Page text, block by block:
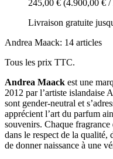
245,00 € (4.900,00 €
Livraison gratuite
Andrea Maack: 14 articles
Tous les prix TTC.
Andrea Maack est une
2012 par l’artiste islandaise
sont gender-neutral et
apprécient l’art du parfum
souvenirs. Chaque
dans le respect de la qualité,
de donner naissance à une